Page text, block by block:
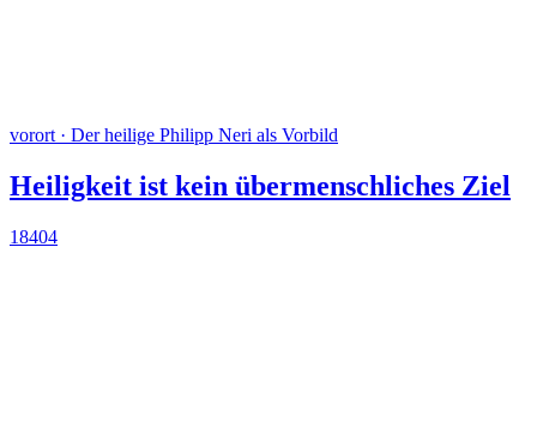
vorort · Der heilige Philipp Neri als Vorbild
Heiligkeit ist kein übermenschliches Ziel
18404